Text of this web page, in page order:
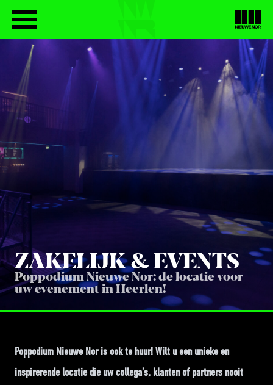
ZAKE­LIJK&EVENTS
Poppodium Nieuwe Nor: de locatie voor
uw evenement in Heerlen!
Poppodium Nieuwe Nor is ook te huur! Wilt u een unieke en
inspirerende locatie die uw collega’s, klanten of partners nooit